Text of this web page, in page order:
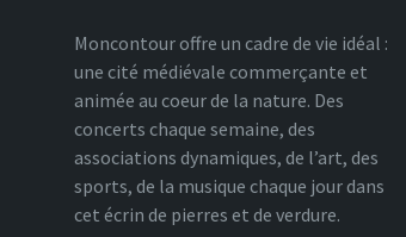
Moncontour offre un cadre de vie idéal :
une cité médiévale commerçante et
animée au coeur de la nature. Des
concerts chaque semaine, des
associations dynamiques, de l’art, des
sports, de la musique chaque jour dans
cet écrin de pierres et de verdure.